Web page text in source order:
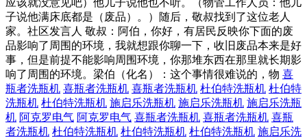
子说他满床底都是（废品）。）随后，敬叔找到了这位老人
家。社区发言人 敬叔：阿伯，你好，有居民反映你下面的废
品影响了周围的环境，我就想跟你聊一下，收旧废品本来是好
事，但是前提不能影响周围环境，你那堆东西在那里就长期影
响了周围的环境。梁伯（化名）：这个事情很难说的，物 喜
瓶者洗瓶机 喜瓶者洗瓶机 喜瓶者洗瓶机 杜伯特洗瓶机 杜伯特
洗瓶机 杜伯特洗瓶机 施启乐洗瓶机 施启乐洗瓶机 施启乐洗瓶
机 阿克罗电气 阿克罗电气 喜瓶者洗瓶机 喜瓶者洗瓶机 喜瓶
者洗瓶机 杜伯特洗瓶机 杜伯特洗瓶机 杜伯特洗瓶机 施启乐洗